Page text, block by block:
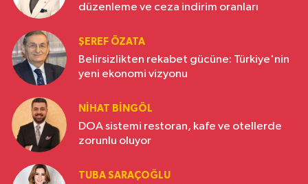
düzenleme ve ceza indirim oranları
ŞEREF ÖZATA
Belirsizlikten rekabet gücüne: Türkiye'nin
yeni ekonomi vizyonu
NIHAT BINGÖL
DOA sistemi restoran, kafe ve otellerde
zorunlu oluyor
TUBA SARAÇOĞLU